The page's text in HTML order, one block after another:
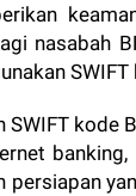
nasabah
SWIFT kode
persiapan